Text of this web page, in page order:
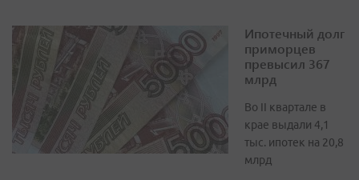
Ипотечный долг
приморцев
превысил 367
млрд
Во II квартале в
крае выдали 4,1
тыс. ипотек на 20,8
млрд